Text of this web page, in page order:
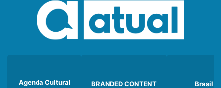
Agenda Cultural BRANDED CONTENT Brasil